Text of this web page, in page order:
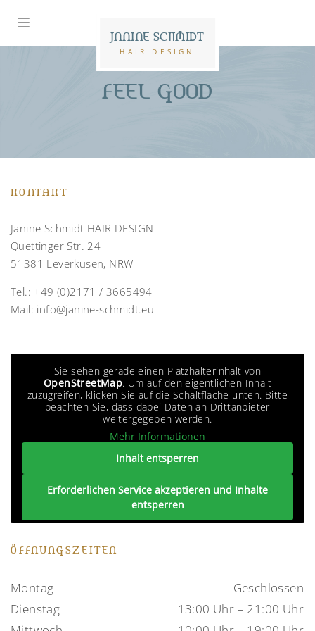
JANINE SCHMIDT
HAIR DESIGN
FEEL GOOD
KONTAKT
Janine Schmidt HAIR DESIGN
Quettinger Str. 24
51381 Leverkusen, NRW
Tel.:+49 (0)2171 / 3665494
Mail: info@janine-schmidt.eu
Sie sehen gerade einen Platzhalterinhalt von
OpenStreetMap. Um auf den eigentlichen Inhalt
zuzugreifen, klicken Sie auf die Schaltfläche unten. Bitte
beachten Sie, dass dabei Daten an Drittanbieter
weitergegeben werden.
Mehr Informationen
Inhalt entsperren
Erforderlichen Service akzeptieren und Inhalte
entsperren
ÖFFNUNGSZEITEN
Montag
Geschlossen
Dienstag
13:00 Uhr – 21:00 Uhr